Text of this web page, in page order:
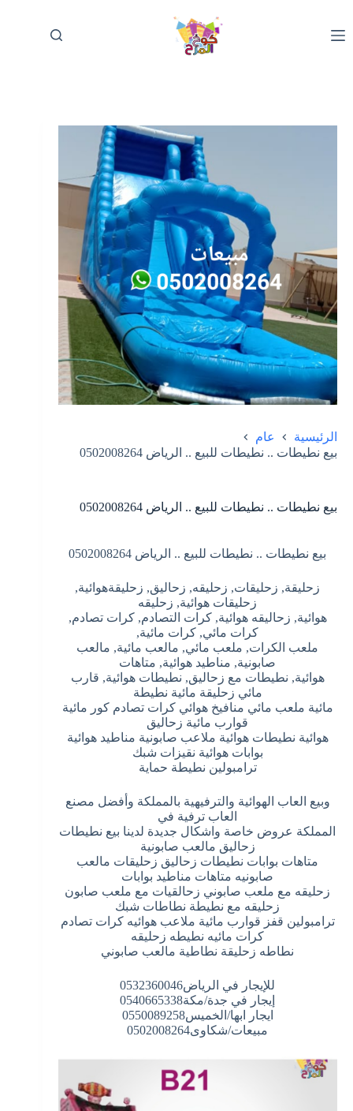
المحتوى
الرئيسية
عام
بيع نطيطات .. نطيطات للبيع .. الرياض 0502008264
بيع نطيطات .. نطيطات للبيع .. الرياض 0502008264
بيع نطيطات .. نطيطات للبيع .. الرياض 0502008264
زحليقة, زحليقات, زحليقه, زحاليق, زحليقةهوائية,
زحليقات هوائية, زحليقه
هوائية, زحاليقه هوائية, كرات التصادم, كرات تصادم,
كرات مائي, كرات مائية,
ملعب الكرات, ملعب مائي, مالعب مائية, مالعب
صابونية, مناطيد هوائية, متاهات
هوائية, نطيطات مع زحاليق, نطيطات هوائية, قارب
مائي زحليقة مائية نطيطة
مائية ملعب مائي منافيخ هوائي كرات تصادم كور مائية
قوارب مائية زحاليق
هوائية نطيطات هوائية ملاعب صابونية مناطيد هوائية
بوابات هوائية نقيزات شبك
ترامبولين نطيطة حماية
وبيع العاب الهوائية والترفيهية بالمملكة وأفضل مصنع
العاب ترفية في
المملكة عروض خاصة واشكال جديدة لدينا بيع نطيطات
زحاليق مالعب صابونية
متاهات بوابات نطيطات زحاليق زحليقات مالعب
صابونيه متاهات مناطيد بوابات
زحليقه مع ملعب صابوني زحالقيات مع ملعب صابون
زحليقه مع نطيطة نطاطات شبك
ترامبولين قفز قوارب مائية ملاعب هوائيه كرات تصادم
كرات مائيه نطيطه زحليقه
نطاطه زحليقة نطاطية مالعب صابوني
للإيجار في الرياض0532360046
إيجار في جدة/مكة0540665338
ايجار ابها/الخميس0550089258
مبيعات/شكاوى0502008264